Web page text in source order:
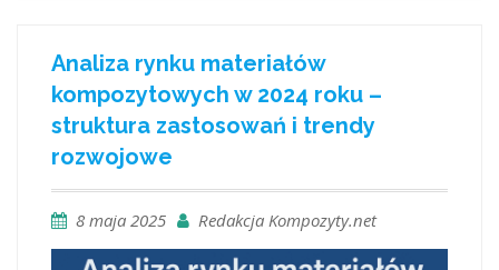
Analiza rynku materiałów
kompozytowych w 2024 roku –
struktura zastosowań i trendy
rozwojowe
8 maja 2025 Redakcja Kompozyty.net